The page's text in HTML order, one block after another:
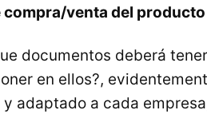
compra/venta del producto
documentos deberá
en ellos?,
adaptado a cada